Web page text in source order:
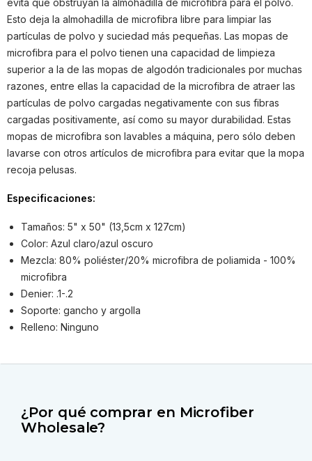
Esto deja la almohadilla de microfibra libre para limpiar las
partículas de polvo y suciedad más pequeñas. Las mopas de
microfibra para el polvo tienen una capacidad de limpieza
superior a la de las mopas de algodón tradicionales por muchas
razones, entre ellas la capacidad de la microfibra de atraer las
partículas de polvo cargadas negativamente con sus fibras
cargadas positivamente, así como su mayor durabilidad. Estas
mopas de microfibra son lavables a máquina, pero sólo deben
lavarse con otros artículos de microfibra para evitar que la mopa
recoja pelusas.
Especificaciones:
Tamaños: 5" x 50" (13,5cm x 127cm)
Color: Azul claro/azul oscuro
Mezcla: 80% poliéster/20% microfibra de poliamida - 100%
microfibra
Denier: .1-.2
Soporte: gancho y argolla
Relleno: Ninguno
¿Por qué comprar en Microfiber
Wholesale?